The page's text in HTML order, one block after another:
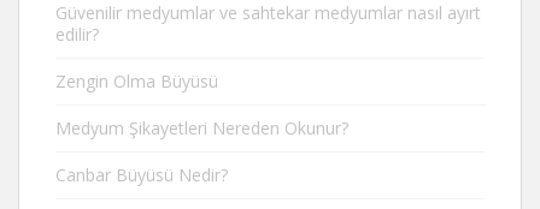
Güvenilir medyumlar ve sahtekar medyumlar nasıl ayırt
edilir?
Zengin Olma Büyüsü
Medyum Şikayetleri Nereden Okunur?
Canbar Büyüsü Nedir?